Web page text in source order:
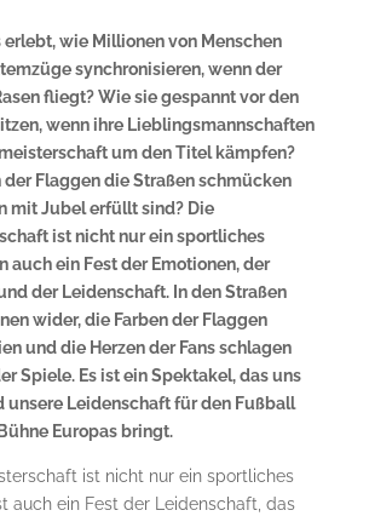
erlebt, wie Millionen von Menschen
synchronisieren, wenn der
fliegt? Wie sie gespannt vor den
wenn ihre Lieblingsmannschaften
um den Titel kämpfen?
der Flaggen die Straßen schmücken
mit Jubel erfüllt sind? Die
ist nicht nur ein sportliches
auch ein Fest der Emotionen, der
der Leidenschaft. In den Straßen
wider, die Farben der Flaggen
und die Herzen der Fans schlagen
Spiele. Es ist ein Spektakel, das uns
unsere Leidenschaft für den Fußball
Europas bringt.
ist nicht nur ein sportliches
auch ein Fest der Leidenschaft, das